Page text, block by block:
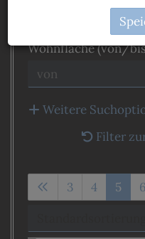
Wohnfläche (von/
Weitere
Filter
3 4 5 6